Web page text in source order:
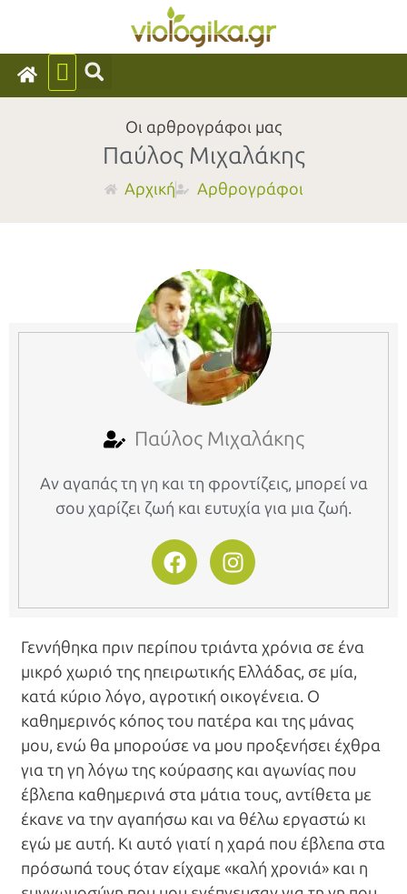
Οι αρθρογράφοι μας
Παύλος Μιχαλάκης
Αρχική Αρθρογράφοι
Παύλος Μιχαλάκης
Αν αγαπάς τη γη και τη φροντίζεις, μπορεί να
σου χαρίζει ζωή και ευτυχία για μια ζωή.
Γεννήθηκα πριν περίπου τριάντα χρόνια σε ένα
μικρό χωριό της ηπειρωτικής Ελλάδας, σε μία,
κατά κύριο λόγο, αγροτική οικογένεια. Ο
καθημερινός κόπος του πατέρα και της μάνας
μου, ενώ θα μπορούσε να μου προξενήσει έχθρα
για τη γη λόγω της κούρασης και αγωνίας που
έβλεπα καθημερινά στα μάτια τους, αντίθετα με
έκανε να την αγαπήσω και να θέλω εργαστώ κι
εγώ με αυτή. Κι αυτό γιατί η χαρά που έβλεπα στα
πρόσωπά τους όταν είχαμε «καλή χρονιά» και η